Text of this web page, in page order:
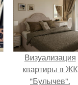
Визуализация
квартиры в ЖК
"Булычев".